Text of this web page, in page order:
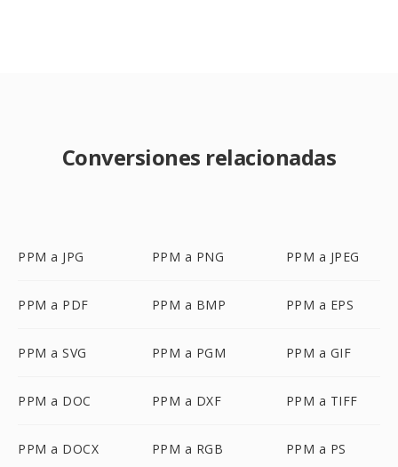
Conversiones relacionadas
PPM a JPG PPM a PNG PPM a JPEG
PPM a PDF PPM a BMP PPM a EPS
PPM a SVG PPM a PGM PPM a GIF
PPM a DOC PPM a DXF PPM a TIFF
PPM a DOCX PPM a RGB PPM a PS